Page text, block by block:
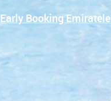
Early Booking